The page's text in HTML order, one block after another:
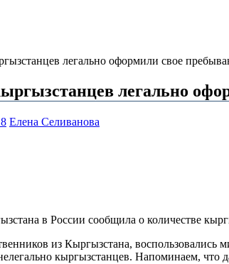
легально оформили свое
легально
Елена Селиванова
в России сообщила о количестве
из Кыргызстана,
кыргызстанцев. Напоминаем, что